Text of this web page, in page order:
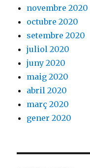
novembre 2020
octubre 2020
setembre 2020
juliol 2020
juny 2020
maig 2020
abril 2020
març 2020
gener 2020